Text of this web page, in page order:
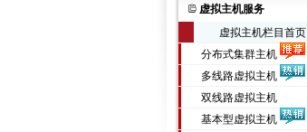
虚拟主机服务
虚拟主机栏目首页
分布式集群主机
多线路虚拟主机
双线路虚拟主机
基本型虚拟主机